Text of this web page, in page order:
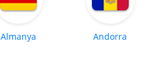
Almanya Andorra